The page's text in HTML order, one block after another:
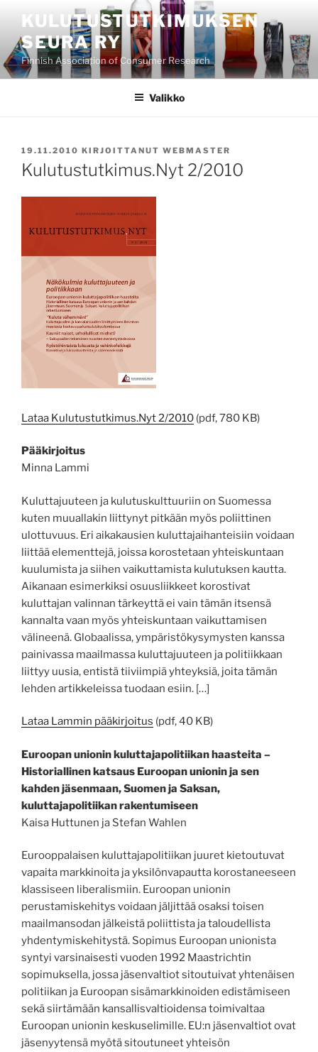
sisältöönKULUTUSTUTKIMUKSEN
SEURA RY
Finnish Association of Consumer Research
Valikko
JULKAISTU
19.11.2010 KIRJOITTANUT WEBMASTER
Kulutustutkimus.Nyt 2/2010
Lataa Kulutustutkimus.Nyt 2/2010 (pdf, 780 KB)
Pääkirjoitus
Minna Lammi
Kuluttajuuteen ja kulutuskulttuuriin on Suomessa
kuten muuallakin liittynyt pitkään myös poliittinen
ulottuvuus. Eri aikakausien kuluttajaihanteisiin voidaan
liittää elementtejä, joissa korostetaan yhteiskuntaan
kuulumista ja siihen vaikuttamista kulutuksen kautta.
Aikanaan esimerkiksi osuusliikkeet korostivat
kuluttajan valinnan tärkeyttä ei vain tämän itsensä
kannalta vaan myös yhteiskuntaan vaikuttamisen
välineenä. Globaalissa, ympäristökysymysten kanssa
painivassa maailmassa kuluttajuuteen ja politiikkaan
liittyy uusia, entistä tiiviimpiä yhteyksiä, joita tämän
lehden artikkeleissa tuodaan esiin. […]
Lataa Lammin pääkirjoitus (pdf, 40 KB)
Euroopan unionin kuluttajapolitiikan haasteita –
Historiallinen katsaus Euroopan unionin ja sen
kahden jäsenmaan, Suomen ja Saksan,
kuluttajapolitiikan rakentumiseen
Kaisa Huttunen ja Stefan Wahlen
Eurooppalaisen kuluttajapolitiikan juuret kietoutuvat
vapaita markkinoita ja yksilönvapautta korostaneeseen
klassiseen liberalismiin. Euroopan unionin
perustamiskehitys voidaan jäljittää osaksi toisen
maailmansodan jälkeistä poliittista ja taloudellista
yhdentymiskehitystä. Sopimus Euroopan unionista
syntyi varsinaisesti vuoden 1992 Maastrichtin
sopimuksella, jossa jäsenvaltiot sitoutuivat yhtenäisen
politiikan ja Euroopan sisämarkkinoiden edistämiseen
sekä siirtämään kansallisvaltioidensa toimivaltaa
Euroopan unionin keskuselimille. EU:n jäsenvaltiot ovat
jäsenyytensä myötä sitoutuneet yhteisön